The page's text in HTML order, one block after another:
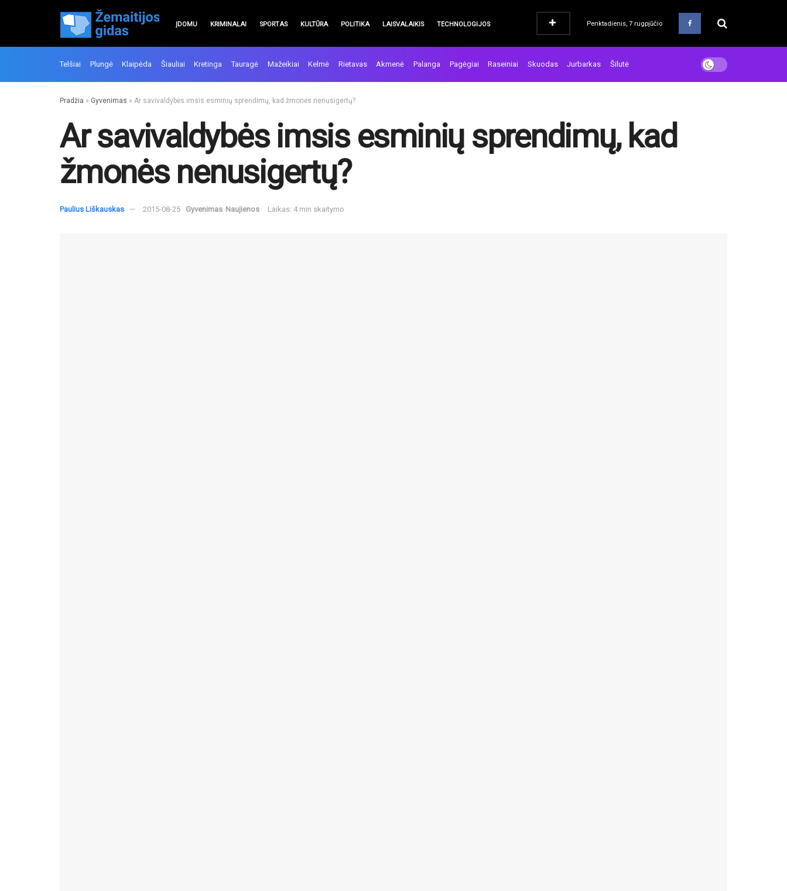
ĮDOMU KRIMINALAI SPORTAS KULTŪRA POLITIKA LAISVALAIKIS TECHNOLOGIJOS Penktadienis, 7 rugpjūčio
Telšiai Plungė Klaipėda Šiauliai Kretinga Tauragė Mažeikiai Kelmė Rietavas Akmenė Palanga Pagėgiai Raseiniai Skuodas Jurbarkas Šilutė
Pradžia » Gyvenimas » Ar savivaldybės imsis esminių sprendimų, kad žmonės nenusigertų?
Ar savivaldybės imsis esminių sprendimų, kad
žmonės nenusigertų?
Paulius Liškauskas 2015-08-25 Gyvenimas Naujienos Laikas: 4 min skaitymo